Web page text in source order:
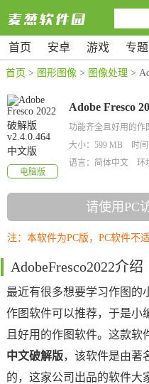
首页 安卓 游戏 专题
首页 > 图形图像 > 图像处理 >
电脑版
Adobe Fresco
功能齐全且好用的作
大小：599 MB 时间
语言：简体中文 环
请使用PC
注：本软件为PC版，PC软件不
AdobeFresco2022介绍
最近有很多想要学习作图的
作图软件可以推荐，于是小
且好用的作图软件。这款软
中文破解版，该软件是由著
的，这家公司出品的软件大